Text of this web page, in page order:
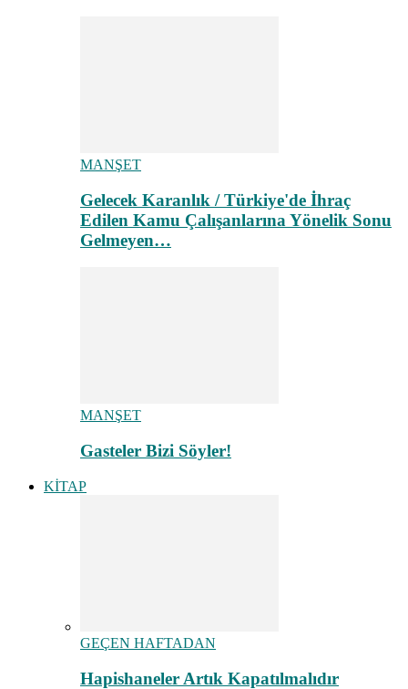
MANŞET
Gelecek Karanlık / Türkiye'de İhraç
Edilen Kamu Çalışanlarına Yönelik Sonu
Gelmeyen…
MANŞET
Gasteler Bizi Söyler!
KİTAP
GEÇEN HAFTADAN
Hapishaneler Artık Kapatılmalıdır